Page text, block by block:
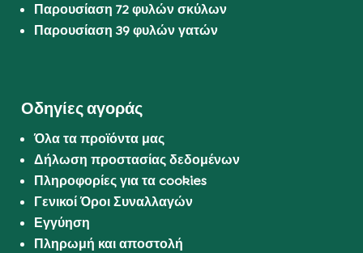
Παρουσίαση 72 φυλών σκύλων
Παρουσίαση 39 φυλών γατών
Οδηγίες αγοράς
Όλα τα προϊόντα μας
Δήλωση προστασίας δεδομένων
Πληροφορίες για τα cookies
Γενικοί Όροι Συναλλαγών
Εγγύηση
Πληρωμή και αποστολή